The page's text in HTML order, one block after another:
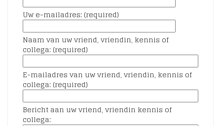
Uw e-mailadres: (required)
Naam van uw vriend, vriendin, kennis of
collega: (required)
E-mailadres van uw vriend, vriendin, kennis of
collega: (required)
Bericht aan uw vriend, vriendin kennis of
collega: